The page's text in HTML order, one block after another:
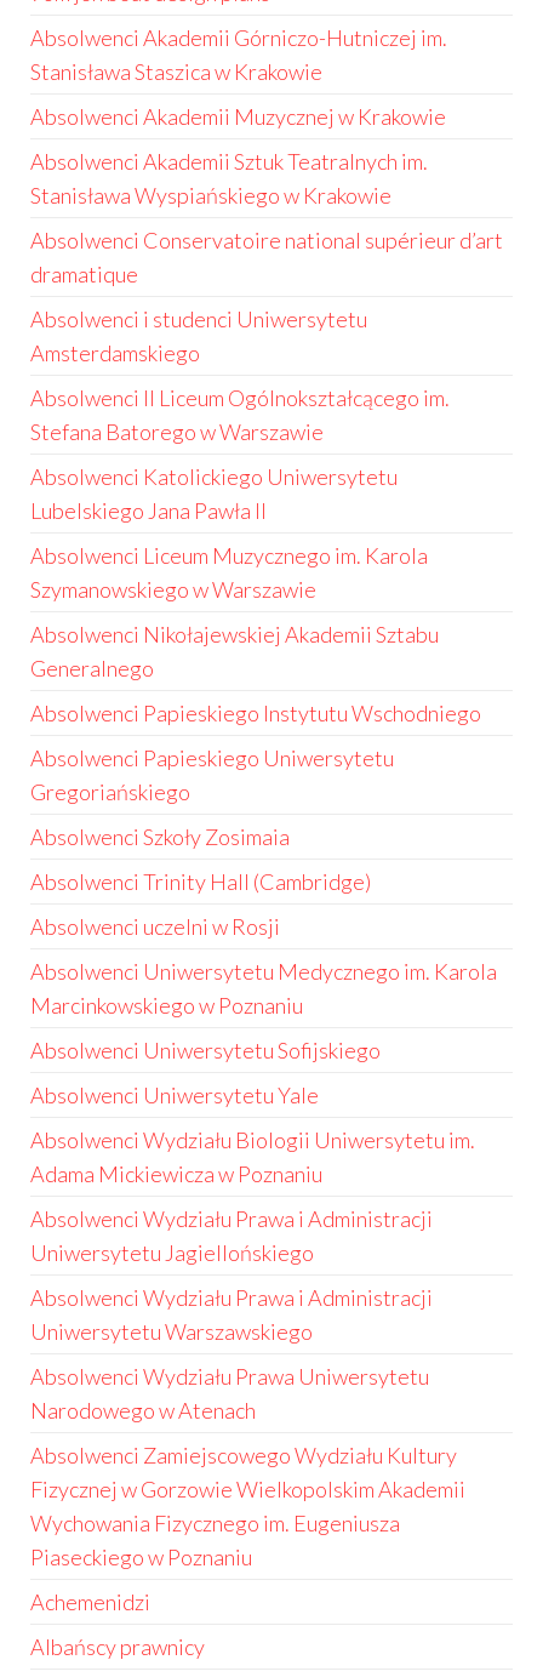
Absolwenci Akademii Górniczo-Hutniczej im.
Stanisława Staszica w Krakowie
Absolwenci Akademii Muzycznej w Krakowie
Absolwenci Akademii Sztuk Teatralnych im.
Stanisława Wyspiańskiego w Krakowie
Absolwenci Conservatoire national supérieur d’art
dramatique
Absolwenci i studenci Uniwersytetu
Amsterdamskiego
Absolwenci II Liceum Ogólnokształcącego im.
Stefana Batorego w Warszawie
Absolwenci Katolickiego Uniwersytetu
Lubelskiego Jana Pawła II
Absolwenci Liceum Muzycznego im. Karola
Szymanowskiego w Warszawie
Absolwenci Nikołajewskiej Akademii Sztabu
Generalnego
Absolwenci Papieskiego Instytutu Wschodniego
Absolwenci Papieskiego Uniwersytetu
Gregoriańskiego
Absolwenci Szkoły Zosimaia
Absolwenci Trinity Hall (Cambridge)
Absolwenci uczelni w Rosji
Absolwenci Uniwersytetu Medycznego im. Karola
Marcinkowskiego w Poznaniu
Absolwenci Uniwersytetu Sofijskiego
Absolwenci Uniwersytetu Yale
Absolwenci Wydziału Biologii Uniwersytetu im.
Adama Mickiewicza w Poznaniu
Absolwenci Wydziału Prawa i Administracji
Uniwersytetu Jagiellońskiego
Absolwenci Wydziału Prawa i Administracji
Uniwersytetu Warszawskiego
Absolwenci Wydziału Prawa Uniwersytetu
Narodowego w Atenach
Absolwenci Zamiejscowego Wydziału Kultury
Fizycznej w Gorzowie Wielkopolskim Akademii
Wychowania Fizycznego im. Eugeniusza
Piaseckiego w Poznaniu
Achemenidzi
Albańscy prawnicy